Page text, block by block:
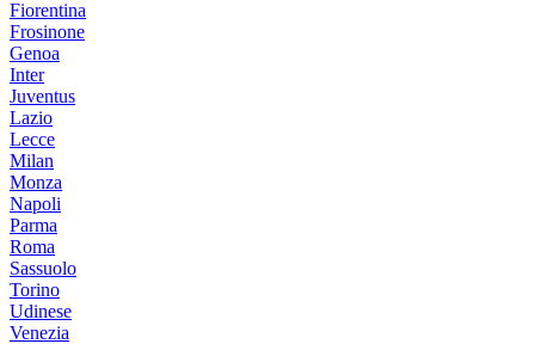
Fiorentina
Frosinone
Genoa
Inter
Juventus
Lazio
Lecce
Milan
Monza
Napoli
Parma
Roma
Sassuolo
Torino
Udinese
Venezia